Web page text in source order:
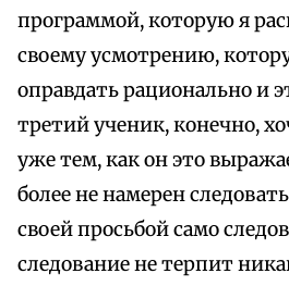
программой, которую я
своему усмотрению,
оправдать рационально и
третий ученик, конечно,
уже тем, как он это
более не намерен
своей просьбой само
следование не терпит